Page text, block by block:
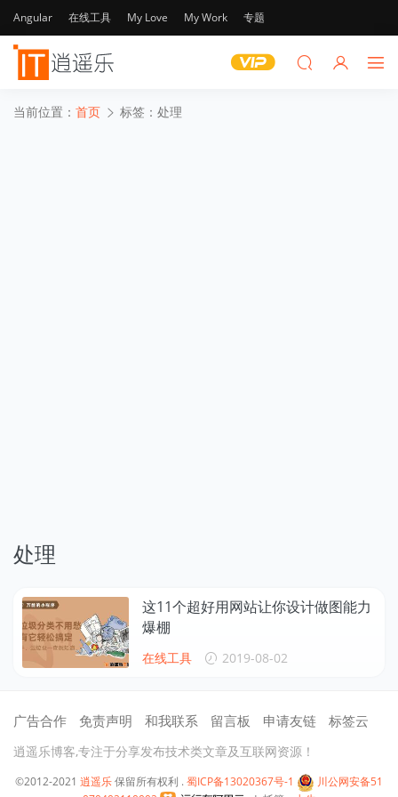
Angular 在线工具 My Love My Work 专题
当前位置： 首页 标签：处理
处理
这11个超好用网站让你设计做图能力
爆棚
在线工具 2019-08-02
广告合作 免责声明 和我联系 留言板 申请友链 标签云
逍遥乐博客,专注于分享发布技术类文章及互联网资源！
©2012-2021 逍遥乐保留所有权利 . 蜀ICP备13020367号-1
川公网安备51